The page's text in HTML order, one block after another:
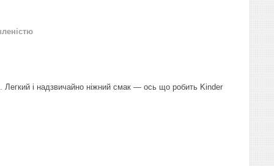
. Легкий і надзвичайно ніжний смак — ось що робить Kinder